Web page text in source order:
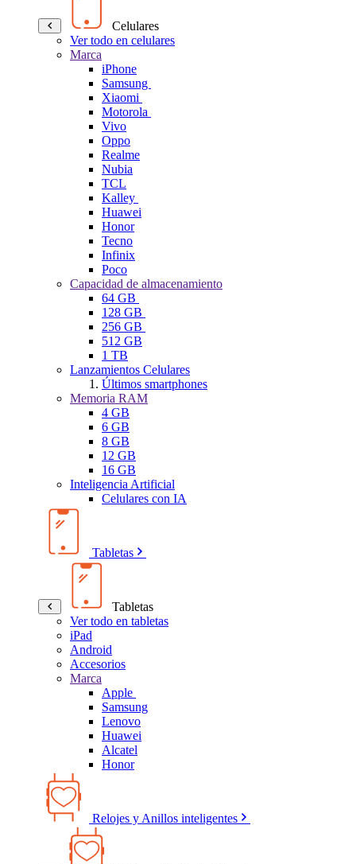
Celulares
Ver todo en celulares
Marca
iPhone
Samsung
Xiaomi
Motorola
Vivo
Oppo
Realme
Nubia
TCL
Kalley
Huawei
Honor
Tecno
Infinix
Poco
Capacidad de almacenamiento
64 GB
128 GB
256 GB
512 GB
1 TB
Lanzamientos Celulares
Últimos smartphones
Memoria RAM
4 GB
6 GB
8 GB
12 GB
16 GB
Inteligencia Artificial
Celulares con IA
Tabletas
Tabletas
Ver todo en tabletas
iPad
Android
Accesorios
Marca
Apple
Samsung
Lenovo
Huawei
Alcatel
Honor
Relojes y Anillos inteligentes